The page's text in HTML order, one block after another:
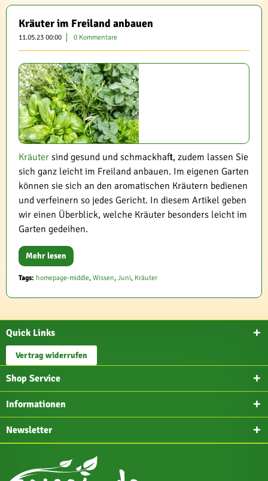
Kräuter im Freiland anbauen
11.05.23 00:00 0 Kommentare
Kräuter sind gesund und schmackhaft, zudem lassen Sie
sich ganz leicht im Freiland anbauen. Im eigenen Garten
können sie sich an den aromatischen Kräutern bedienen
und verfeinern so jedes Gericht. In diesem Artikel geben
wir einen Überblick, welche Kräuter besonders leicht im
Garten gedeihen.
Mehr lesen
Tags: homepage-middle, Wissen, Juni, Kräuter
Quick Links
Vertrag widerrufen
Shop Service
Informationen
Newsletter